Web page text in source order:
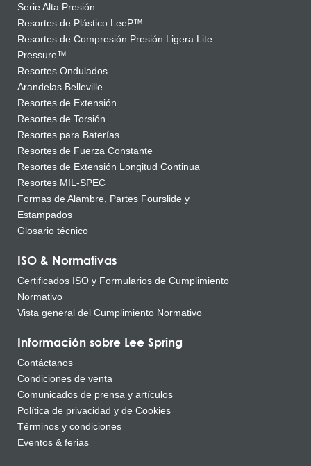
Serie Alta Presión
Resortes de Plástico LeeP™
Resortes de Compresión Presión Ligera Lite
Pressure™
Resortes Ondulados
Arandelas Belleville
Resortes de Extensión
Resortes de Torsión
Resortes para Baterías
Resortes de Fuerza Constante
Resortes de Extensión Longitud Continua
Resortes MIL-SPEC
Formas de Alambre, Partes Fourslide y
Estampados
Glosario técnico
ISO & Normativas
Certificados ISO y Formularios de Cumplimiento
Normativo
Vista general del Cumplimiento Normativo
Información sobre Lee Spring
Contáctanos
Condiciones de venta
Comunicados de prensa y artículos
Política de privacidad y de Cookies
Términos y condiciones
Eventos & ferias